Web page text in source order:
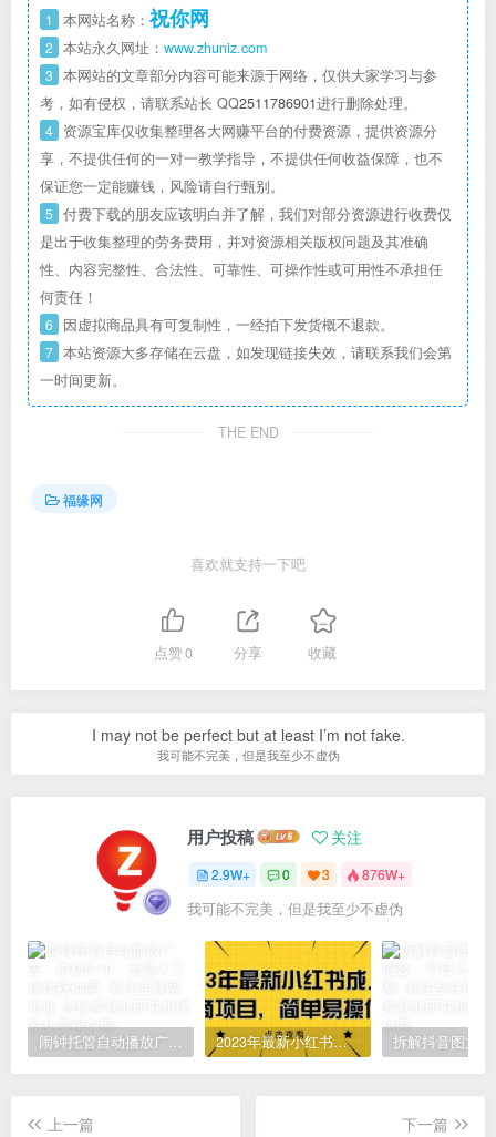
1 本网站名称： 祝你网
2 本站永久网址： www.zhuniz.com
3 本网站的文章部分内容可能来源于网络，仅供大家学习与参
考，如有侵权，请联系站长 QQ2511786901进行删除处理。
4 资源宝库仅收集整理各大网赚平台的付费资源，提供资源分
享，不提供任何的一对一教学指导，不提供任何收益保障，也不
保证您一定能赚钱，风险请自行甄别。
5 付费下载的朋友应该明白并了解，我们对部分资源进行收费仅
是出于收集整理的劳务费用，并对资源相关版权问题及其准确
性、内容完整性、合法性、可靠性、可操作性或可用性不承担任
何责任！
6 因虚拟商品具有可复制性，一经拍下发货概不退款。
7 本站资源大多存储在云盘，如发现链接失效，请联系我们会第
一时间更新。
THE END
福缘网
喜欢就支持一下吧
点赞0 分享 收藏
I may not be perfect but at least I’m not fake.
我可能不完美，但是我至少不虚伪
用户投稿 关注
2.9W+ 0 3 876W+
我可能不完美，但是我至少不虚伪
闹钟托管自动播放广告，单机5-10，无需人工操作 2023年最新小红书成人电商项目，简单易操作【详细教程】
上一篇
下一篇